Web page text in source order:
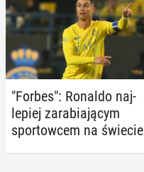
"Forbes": Ronaldo naj­
le­piej za­ra­bia­ją­cym
spor­tow­cem na świecie